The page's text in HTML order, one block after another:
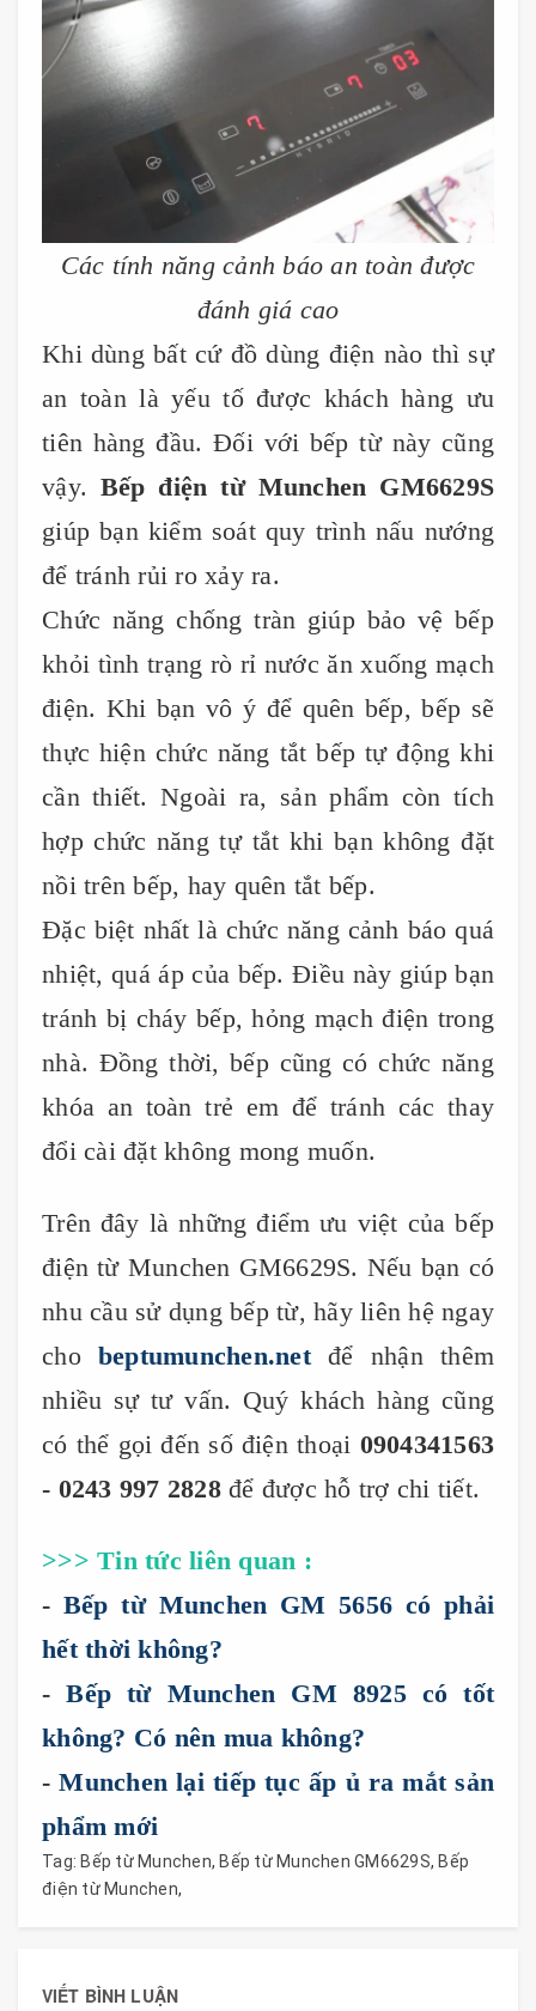
Các tính năng cảnh báo an toàn được
đánh giá cao
Khi dùng bất cứ đồ dùng điện nào thì sự
an toàn là yếu tố được khách hàng ưu
tiên hàng đầu. Đối với bếp từ này cũng
vậy. Bếp điện từ Munchen GM6629S
giúp bạn kiểm soát quy trình nấu nướng
để tránh rủi ro xảy ra.
Chức năng chống tràn giúp bảo vệ bếp
khỏi tình trạng rò rỉ nước ăn xuống mạch
điện. Khi bạn vô ý để quên bếp, bếp sẽ
thực hiện chức năng tắt bếp tự động khi
cần thiết. Ngoài ra, sản phẩm còn tích
hợp chức năng tự tắt khi bạn không đặt
nồi trên bếp, hay quên tắt bếp.
Đặc biệt nhất là chức năng cảnh báo quá
nhiệt, quá áp của bếp. Điều này giúp bạn
tránh bị cháy bếp, hỏng mạch điện trong
nhà. Đồng thời, bếp cũng có chức năng
khóa an toàn trẻ em để tránh các thay
đổi cài đặt không mong muốn.
Trên đây là những điểm ưu việt của bếp
điện từ Munchen GM6629S. Nếu bạn có
nhu cầu sử dụng bếp từ, hãy liên hệ ngay
cho beptumunchen.netđể nhận thêm
nhiều sự tư vấn. Quý khách hàng cũng
có thể gọi đến số điện thoại 0904341563
- 0243 997 2828để được hỗ trợ chi tiết.
>>> Tin tức liên quan :
- Bếp từ Munchen GM 5656 có phải
hết thời không?
-Bếp từ Munchen GM 8925 có tốt
không? Có nên mua không?
-Munchen lại tiếp tục ấp ủ ra mắt sản
phẩm mới
Tag: Bếp từ Munchen,Bếp từ Munchen GM6629S,Bếp
điện từ Munchen,
VIẾT BÌNH LUẬN